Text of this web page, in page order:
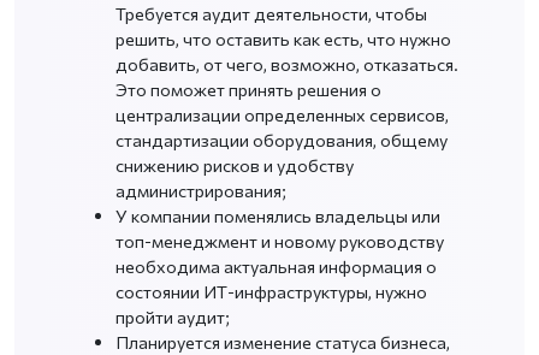
Требуется аудит деятельности, чтобы
решить, что оставить как есть, что нужно
добавить, от чего, возможно, отказаться.
Это поможет принять решения о
централизации определенных сервисов,
стандартизации оборудования, общему
снижению рисков и удобству
администрирования;
У компании поменялись владельцы или
топ-менеджмент и новому руководству
необходима актуальная информация о
состоянии ИТ-инфраструктуры, нужно
пройти аудит;
Планируется изменение статуса бизнеса,